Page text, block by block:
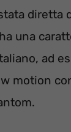
diretta
una
ad
motion